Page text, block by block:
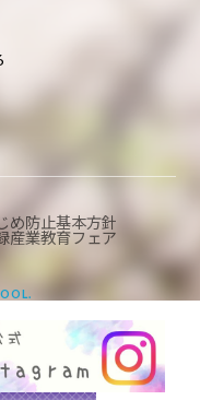
め防止基本方針
産業教育フェア